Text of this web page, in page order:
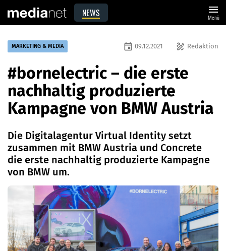
NEWS menu
Menü
MARKETING & MEDIA draw Redaktion
event 09.12.2021
#bornelectric – die erste
nachhaltig produzierte
Kampagne von BMW Austria
Die Digitalagentur Virtual Identity setzt
zusammen mit BMW Austria und Concrete
die erste nachhaltig produzierte Kampagne
von BMW um.